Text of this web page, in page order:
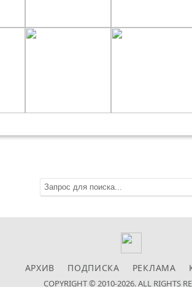
АРХИВ ПОДПИСКА РЕКЛАМА
COPYRIGHT © 2010-2026. ALL RIGHTS